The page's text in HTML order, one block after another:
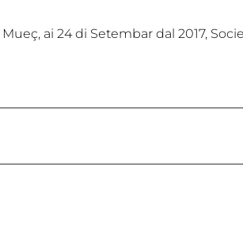
ai 24 di Setembar dal 2017,